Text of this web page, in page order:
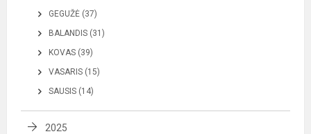
GEGUŽĖ (37)
BALANDIS (31)
KOVAS (39)
VASARIS (15)
SAUSIS (14)
2025